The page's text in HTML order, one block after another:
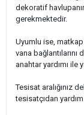
dekoratif
gerekmektedir.
Uyumlu ise,
vana
anahtar yardımı ile
Tesisat aralığınız
tesisatçıdan